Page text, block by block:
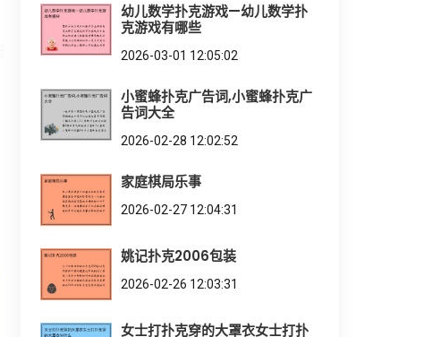
幼儿数学扑克游戏—幼儿数学扑
克游戏有哪些
2026-03-01 12:05:02
小蜜蜂扑克广告词,小蜜蜂扑克广
告词大全
2026-02-28 12:02:52
家庭棋局乐事
2026-02-27 12:04:31
姚记扑克2006包装
2026-02-26 12:03:31
女士打扑克穿的大罩衣女士打扑